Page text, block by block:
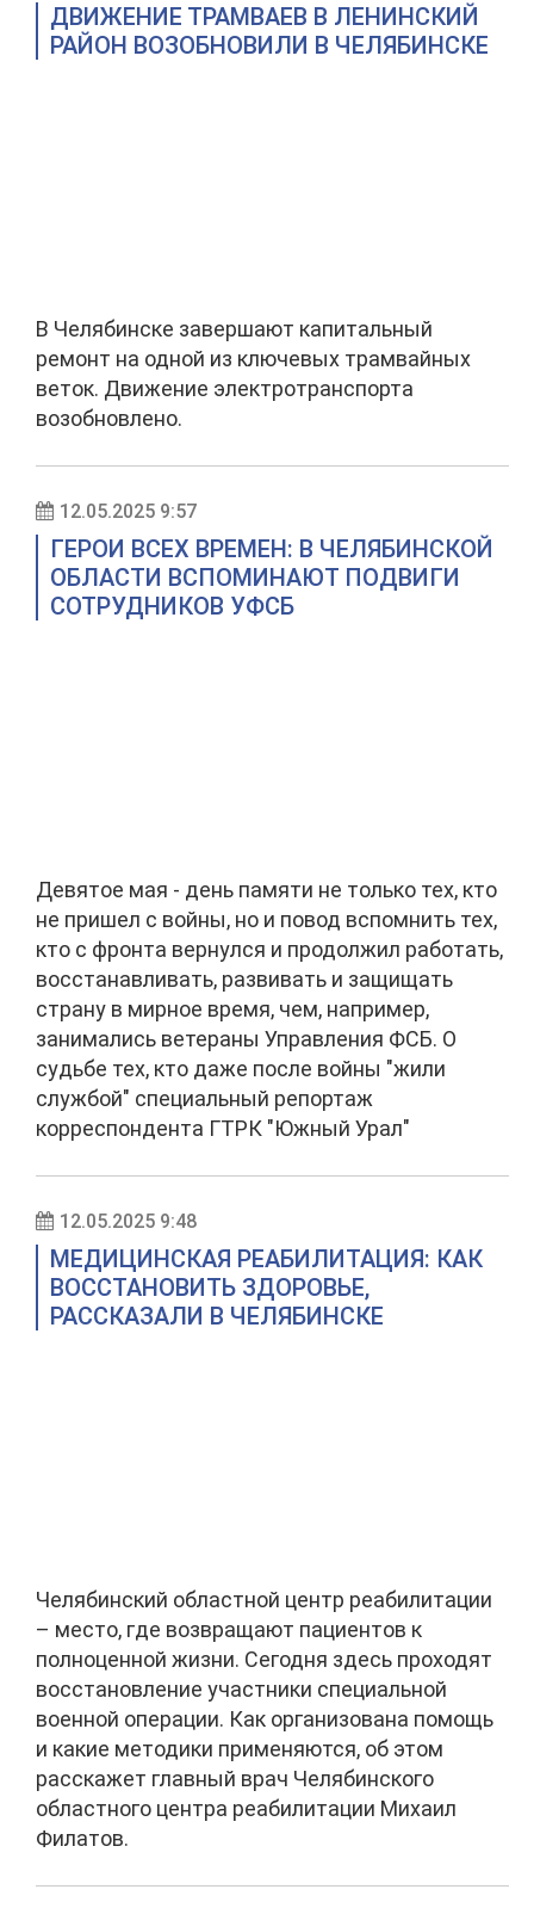
ДВИЖЕНИЕ ТРАМВАЕВ В ЛЕНИНСКИЙ
РАЙОН ВОЗОБНОВИЛИ В ЧЕЛЯБИНСКЕ
В Челябинске завершают капитальный
ремонт на одной из ключевых трамвайных
веток. Движение электротранспорта
возобновлено.
12.05.2025 9:57
ГЕРОИ ВСЕХ ВРЕМЕН: В ЧЕЛЯБИНСКОЙ
ОБЛАСТИ ВСПОМИНАЮТ ПОДВИГИ
СОТРУДНИКОВ УФСБ
Девятое мая - день памяти не только тех, кто
не пришел с войны, но и повод вспомнить тех,
кто с фронта вернулся и продолжил работать,
восстанавливать, развивать и защищать
страну в мирное время, чем, например,
занимались ветераны Управления ФСБ. О
судьбе тех, кто даже после войны "жили
службой" специальный репортаж
корреспондента ГТРК "Южный Урал"
12.05.2025 9:48
МЕДИЦИНСКАЯ РЕАБИЛИТАЦИЯ: КАК
ВОССТАНОВИТЬ ЗДОРОВЬЕ,
РАССКАЗАЛИ В ЧЕЛЯБИНСКЕ
Челябинский областной центр реабилитации
– место, где возвращают пациентов к
полноценной жизни. Cегодня здесь проходят
восстановление участники специальной
военной операции. Как организована помощь
и какие методики применяются, об этом
расскажет главный врач Челябинского
областного центра реабилитации Михаил
Филатов.